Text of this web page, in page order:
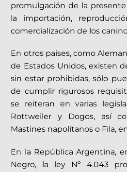
promulgación de la
la importación,
comercialización de los
En otros países, como
de Estados Unidos, existen
sin estar prohibidas, sólo
de cumplir rigurosos
se reiteran en varias
Rottweiler y Dogos, así
Mastines napolitanos o Fila,
En la República Argentina,
Negro, la ley Nº 4.043